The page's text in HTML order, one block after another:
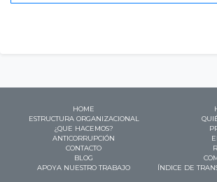
HOME
ESTRUCTURA ORGANIZACIONAL
¿QUE HACEMOS?
ANTICORRUPCIÓN
CONTACTO
BLOG
APOYA NUESTRO TRABAJO
ÍNDICE DE